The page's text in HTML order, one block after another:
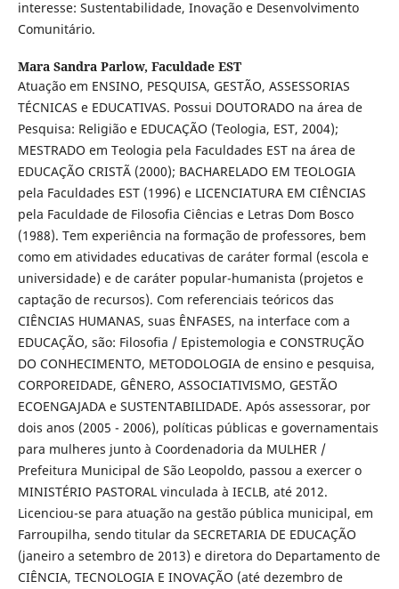
interesse: Sustentabilidade, Inovação e Desenvolvimento
Comunitário.
Mara Sandra Parlow, Faculdade EST
Atuação em ENSINO, PESQUISA, GESTÃO, ASSESSORIAS
TÉCNICAS e EDUCATIVAS. Possui DOUTORADO na área de
Pesquisa: Religião e EDUCAÇÃO (Teologia, EST, 2004);
MESTRADO em Teologia pela Faculdades EST na área de
EDUCAÇÃO CRISTÃ (2000); BACHARELADO EM TEOLOGIA
pela Faculdades EST (1996) e LICENCIATURA EM CIÊNCIAS
pela Faculdade de Filosofia Ciências e Letras Dom Bosco
(1988). Tem experiência na formação de professores, bem
como em atividades educativas de caráter formal (escola e
universidade) e de caráter popular-humanista (projetos e
captação de recursos). Com referenciais teóricos das
CIÊNCIAS HUMANAS, suas ÊNFASES, na interface com a
EDUCAÇÃO, são: Filosofia / Epistemologia e CONSTRUÇÃO
DO CONHECIMENTO, METODOLOGIA de ensino e pesquisa,
CORPOREIDADE, GÊNERO, ASSOCIATIVISMO, GESTÃO
ECOENGAJADA e SUSTENTABILIDADE. Após assessorar, por
dois anos (2005 - 2006), políticas públicas e governamentais
para mulheres junto à Coordenadoria da MULHER /
Prefeitura Municipal de São Leopoldo, passou a exercer o
MINISTÉRIO PASTORAL vinculada à IECLB, até 2012.
Licenciou-se para atuação na gestão pública municipal, em
Farroupilha, sendo titular da SECRETARIA DE EDUCAÇÃO
(janeiro a setembro de 2013) e diretora do Departamento de
CIÊNCIA, TECNOLOGIA E INOVAÇÃO (até dezembro de